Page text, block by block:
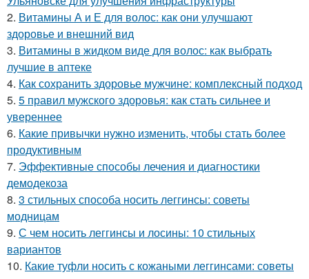
2. Витамины А и Е для волос: как они улучшают
здоровье и внешний вид
3. Витамины в жидком виде для волос: как выбрать
лучшие в аптеке
4. Как сохранить здоровье мужчине: комплексный подход
5. 5 правил мужского здоровья: как стать сильнее и
увереннее
6. Какие привычки нужно изменить, чтобы стать более
продуктивным
7. Эффективные способы лечения и диагностики
демодекоза
8. 3 стильных способа носить леггинсы: советы
модницам
9. С чем носить леггинсы и лосины: 10 стильных
вариантов
10. Какие туфли носить с кожаными леггинсами: советы